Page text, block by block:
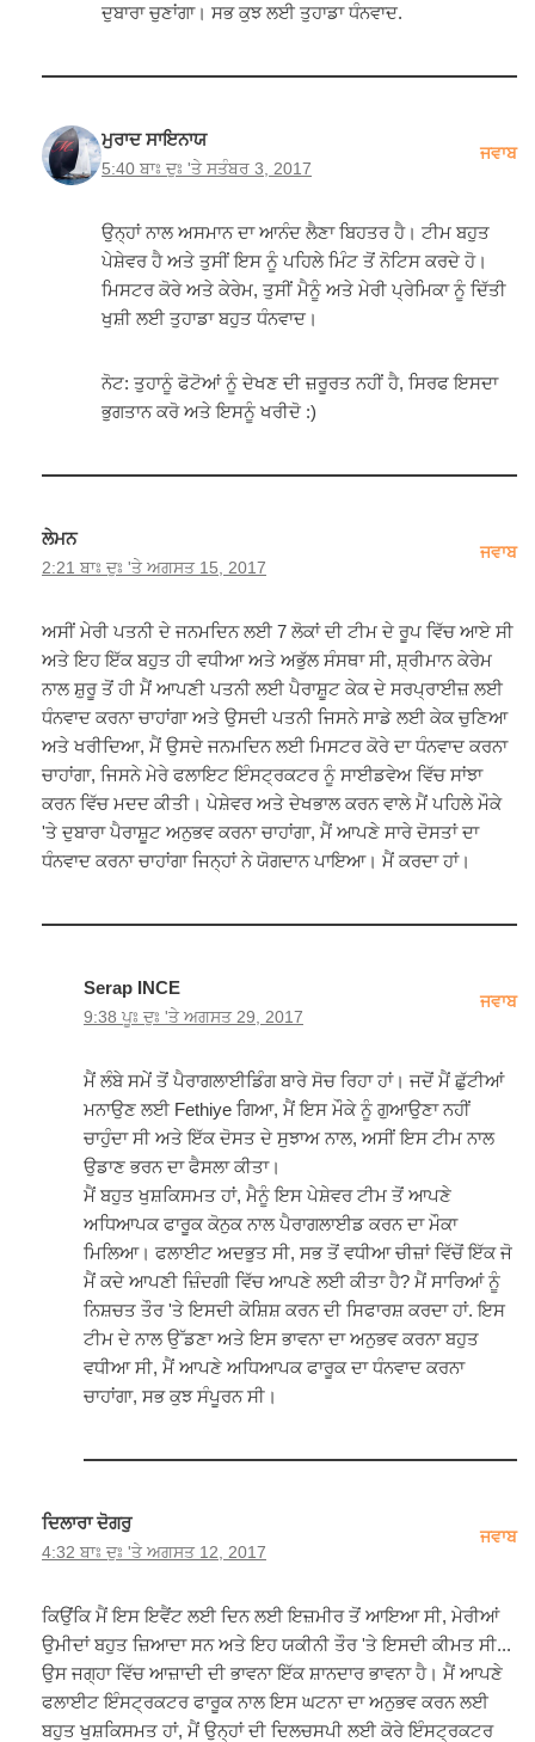
ਦੁਬਾਰਾ ਚੁਣਾਂਗਾ। ਸਭ ਕੁਝ ਲਈ ਤੁਹਾਡਾ ਧੰਨਵਾਦ.
ਮੁਰਾਦ ਸਾਇਨਾਯ
5:40 ਬਾਃ ਦੁਃ 'ਤੇ ਸਤੰਬਰ 3, 2017
ਜਵਾਬ
ਉਨ੍ਹਾਂ ਨਾਲ ਅਸਮਾਨ ਦਾ ਆਨੰਦ ਲੈਣਾ ਬਿਹਤਰ ਹੈ। ਟੀਮ ਬਹੁਤ
ਪੇਸ਼ੇਵਰ ਹੈ ਅਤੇ ਤੁਸੀਂ ਇਸ ਨੂੰ ਪਹਿਲੇ ਮਿੰਟ ਤੋਂ ਨੋਟਿਸ ਕਰਦੇ ਹੋ।
ਮਿਸਟਰ ਕੋਰੇ ਅਤੇ ਕੇਰੇਮ, ਤੁਸੀਂ ਮੈਨੂੰ ਅਤੇ ਮੇਰੀ ਪ੍ਰੇਮਿਕਾ ਨੂੰ ਦਿੱਤੀ
ਖੁਸ਼ੀ ਲਈ ਤੁਹਾਡਾ ਬਹੁਤ ਧੰਨਵਾਦ।
ਨੋਟ: ਤੁਹਾਨੂੰ ਫੋਟੋਆਂ ਨੂੰ ਦੇਖਣ ਦੀ ਜ਼ਰੂਰਤ ਨਹੀਂ ਹੈ, ਸਿਰਫ ਇਸਦਾ
ਭੁਗਤਾਨ ਕਰੋ ਅਤੇ ਇਸਨੂੰ ਖਰੀਦੋ :)
ਲੇਮਨ
2:21 ਬਾਃ ਦੁਃ 'ਤੇ ਅਗਸਤ 15, 2017
ਜਵਾਬ
ਅਸੀਂ ਮੇਰੀ ਪਤਨੀ ਦੇ ਜਨਮਦਿਨ ਲਈ 7 ਲੋਕਾਂ ਦੀ ਟੀਮ ਦੇ ਰੂਪ ਵਿੱਚ ਆਏ ਸੀ
ਅਤੇ ਇਹ ਇੱਕ ਬਹੁਤ ਹੀ ਵਧੀਆ ਅਤੇ ਅਭੁੱਲ ਸੰਸਥਾ ਸੀ, ਸ਼੍ਰੀਮਾਨ ਕੇਰੇਮ
ਨਾਲ ਸ਼ੁਰੂ ਤੋਂ ਹੀ ਮੈਂ ਆਪਣੀ ਪਤਨੀ ਲਈ ਪੈਰਾਸ਼ੂਟ ਕੇਕ ਦੇ ਸਰਪ੍ਰਾਈਜ਼ ਲਈ
ਧੰਨਵਾਦ ਕਰਨਾ ਚਾਹਾਂਗਾ ਅਤੇ ਉਸਦੀ ਪਤਨੀ ਜਿਸਨੇ ਸਾਡੇ ਲਈ ਕੇਕ ਚੁਣਿਆ
ਅਤੇ ਖਰੀਦਿਆ, ਮੈਂ ਉਸਦੇ ਜਨਮਦਿਨ ਲਈ ਮਿਸਟਰ ਕੋਰੇ ਦਾ ਧੰਨਵਾਦ ਕਰਨਾ
ਚਾਹਾਂਗਾ, ਜਿਸਨੇ ਮੇਰੇ ਫਲਾਇਟ ਇੰਸਟ੍ਰਕਟਰ ਨੂੰ ਸਾਈਡਵੇਅ ਵਿੱਚ ਸਾਂਝਾ
ਕਰਨ ਵਿੱਚ ਮਦਦ ਕੀਤੀ। ਪੇਸ਼ੇਵਰ ਅਤੇ ਦੇਖਭਾਲ ਕਰਨ ਵਾਲੇ ਮੈਂ ਪਹਿਲੇ ਮੌਕੇ
'ਤੇ ਦੁਬਾਰਾ ਪੈਰਾਸ਼ੂਟ ਅਨੁਭਵ ਕਰਨਾ ਚਾਹਾਂਗਾ, ਮੈਂ ਆਪਣੇ ਸਾਰੇ ਦੋਸਤਾਂ ਦਾ
ਧੰਨਵਾਦ ਕਰਨਾ ਚਾਹਾਂਗਾ ਜਿਨ੍ਹਾਂ ਨੇ ਯੋਗਦਾਨ ਪਾਇਆ। ਮੈਂ ਕਰਦਾ ਹਾਂ।
Serap INCE
9:38 ਪੂਃ ਦੁਃ 'ਤੇ ਅਗਸਤ 29, 2017
ਜਵਾਬ
ਮੈਂ ਲੰਬੇ ਸਮੇਂ ਤੋਂ ਪੈਰਾਗਲਾਈਡਿੰਗ ਬਾਰੇ ਸੋਚ ਰਿਹਾ ਹਾਂ। ਜਦੋਂ ਮੈਂ ਛੁੱਟੀਆਂ
ਮਨਾਉਣ ਲਈ Fethiye ਗਿਆ, ਮੈਂ ਇਸ ਮੌਕੇ ਨੂੰ ਗੁਆਉਣਾ ਨਹੀਂ
ਚਾਹੁੰਦਾ ਸੀ ਅਤੇ ਇੱਕ ਦੋਸਤ ਦੇ ਸੁਝਾਅ ਨਾਲ, ਅਸੀਂ ਇਸ ਟੀਮ ਨਾਲ
ਉਡਾਣ ਭਰਨ ਦਾ ਫੈਸਲਾ ਕੀਤਾ।
ਮੈਂ ਬਹੁਤ ਖੁਸ਼ਕਿਸਮਤ ਹਾਂ, ਮੈਨੂੰ ਇਸ ਪੇਸ਼ੇਵਰ ਟੀਮ ਤੋਂ ਆਪਣੇ
ਅਧਿਆਪਕ ਫਾਰੂਕ ਕੋਨੁਕ ਨਾਲ ਪੈਰਾਗਲਾਈਡ ਕਰਨ ਦਾ ਮੌਕਾ
ਮਿਲਿਆ। ਫਲਾਈਟ ਅਦਭੁਤ ਸੀ, ਸਭ ਤੋਂ ਵਧੀਆ ਚੀਜ਼ਾਂ ਵਿੱਚੋਂ ਇੱਕ ਜੋ
ਮੈਂ ਕਦੇ ਆਪਣੀ ਜ਼ਿੰਦਗੀ ਵਿੱਚ ਆਪਣੇ ਲਈ ਕੀਤਾ ਹੈ? ਮੈਂ ਸਾਰਿਆਂ ਨੂੰ
ਨਿਸ਼ਚਤ ਤੌਰ 'ਤੇ ਇਸਦੀ ਕੋਸ਼ਿਸ਼ ਕਰਨ ਦੀ ਸਿਫਾਰਸ਼ ਕਰਦਾ ਹਾਂ. ਇਸ
ਟੀਮ ਦੇ ਨਾਲ ਉੱਡਣਾ ਅਤੇ ਇਸ ਭਾਵਨਾ ਦਾ ਅਨੁਭਵ ਕਰਨਾ ਬਹੁਤ
ਵਧੀਆ ਸੀ, ਮੈਂ ਆਪਣੇ ਅਧਿਆਪਕ ਫਾਰੂਕ ਦਾ ਧੰਨਵਾਦ ਕਰਨਾ
ਚਾਹਾਂਗਾ, ਸਭ ਕੁਝ ਸੰਪੂਰਨ ਸੀ।
ਦਿਲਾਰਾ ਦੋਗਰੁ
4:32 ਬਾਃ ਦੁਃ 'ਤੇ ਅਗਸਤ 12, 2017
ਜਵਾਬ
ਕਿਉਂਕਿ ਮੈਂ ਇਸ ਇਵੈਂਟ ਲਈ ਦਿਨ ਲਈ ਇਜ਼ਮੀਰ ਤੋਂ ਆਇਆ ਸੀ, ਮੇਰੀਆਂ
ਉਮੀਦਾਂ ਬਹੁਤ ਜ਼ਿਆਦਾ ਸਨ ਅਤੇ ਇਹ ਯਕੀਨੀ ਤੌਰ 'ਤੇ ਇਸਦੀ ਕੀਮਤ ਸੀ...
ਉਸ ਜਗ੍ਹਾ ਵਿੱਚ ਆਜ਼ਾਦੀ ਦੀ ਭਾਵਨਾ ਇੱਕ ਸ਼ਾਨਦਾਰ ਭਾਵਨਾ ਹੈ। ਮੈਂ ਆਪਣੇ
ਫਲਾਈਟ ਇੰਸਟ੍ਰਕਟਰ ਫਾਰੂਕ ਨਾਲ ਇਸ ਘਟਨਾ ਦਾ ਅਨੁਭਵ ਕਰਨ ਲਈ
ਬਹੁਤ ਖੁਸ਼ਕਿਸਮਤ ਹਾਂ, ਮੈਂ ਉਨ੍ਹਾਂ ਦੀ ਦਿਲਚਸਪੀ ਲਈ ਕੋਰੇ ਇੰਸਟ੍ਰਕਟਰ